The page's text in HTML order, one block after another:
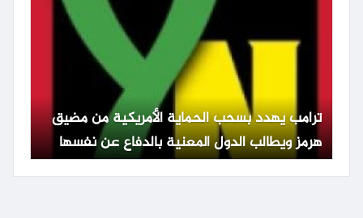
ترامب يهدد بسحب الحماية الأمريكية من مضيق
هرمز ويطالب الدول المعنية بالدفاع عن نفسها